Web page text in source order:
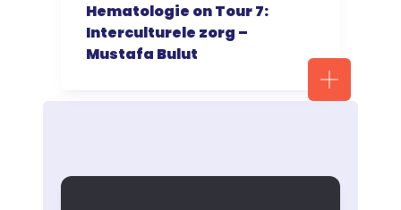
Hematologie on Tour 7:
Interculturele zorg –
Mustafa Bulut